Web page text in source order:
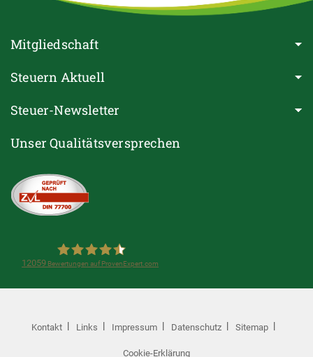
Mitgliedschaft
Steuern Aktuell
Steuer-Newsletter
Unser Qualitätsversprechen
Steuerring e.V.(Lohnsteuerhilfeverein)
12059 Bewertungen auf ProvenExpert.com
Kontakt Links Impressum Datenschutz Sitemap
Cookie-Erklärung